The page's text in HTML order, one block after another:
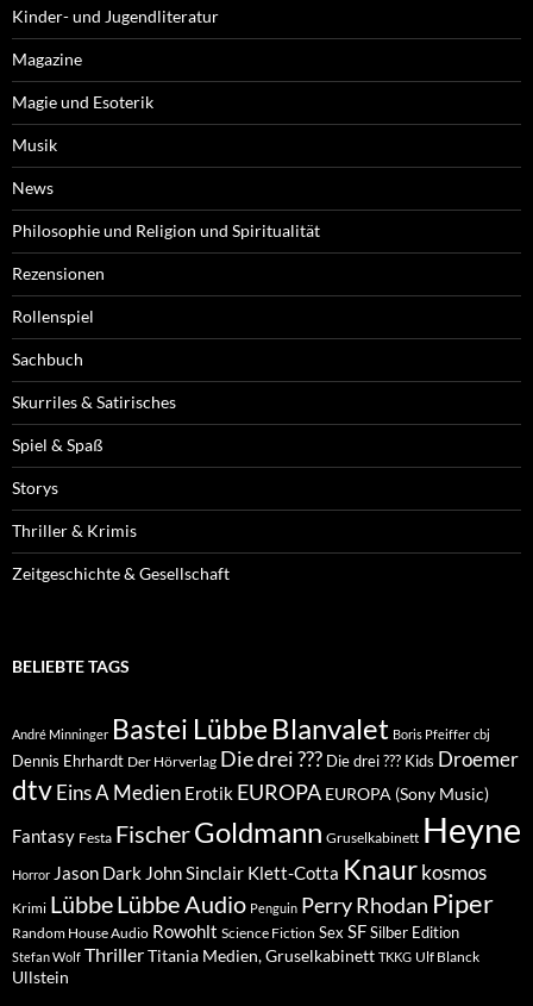
Kinder- und Jugendliteratur
Magazine
Magie und Esoterik
Musik
News
Philosophie und Religion und Spiritualität
Rezensionen
Rollenspiel
Sachbuch
Skurriles & Satirisches
Spiel & Spaß
Storys
Thriller & Krimis
Zeitgeschichte & Gesellschaft
BELIEBTE TAGS
André Minninger Bastei Lübbe Blanvalet Boris Pfeiffer cbj
Dennis Ehrhardt Der Hörverlag Die drei ??? Die drei ??? Kids Droemer
dtvEins A Medien Erotik EUROPA EUROPA (Sony Music)
Fantasy Festa FischerGoldmann Gruselkabinett Heyne
Horror Jason Dark John Sinclair Klett-Cotta Knaur kosmos
Krimi LübbeLübbe Audio Penguin Perry Rhodan Piper
Random House Audio Rowohlt Science Fiction Sex SFSilber Edition
Stefan Wolf ThrillerTitania Medien, Gruselkabinett TKKG Ulf Blanck
Ullstein